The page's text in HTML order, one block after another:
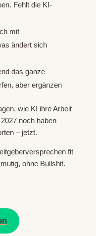
Fehlt die KI-
mit
ändert sich
das ganze
aber ergänzen
wie KI ihre Arbeit
noch haben
– jetzt.
fit
ohne Bullshit.